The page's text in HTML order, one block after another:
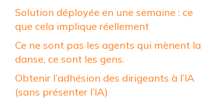
Solution déployée en une semaine : ce
que cela implique réellement
Ce ne sont pas les agents qui mènent la
danse, ce sont les gens.
Obtenir l’adhésion des dirigeants à l’IA
(sans présenter l’IA)